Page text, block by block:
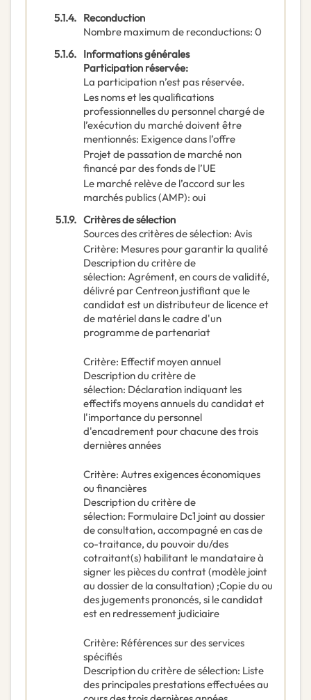
5.1.4. Reconduction
Nombre maximum de reconductions: 0
5.1.6. Informations générales
Participation réservée:
La participation n’est pas réservée.
Les noms et les qualifications
professionnelles du personnel chargé de
l’exécution du marché doivent être
mentionnés: Exigence dans l’offre
Projet de passation de marché non
financé par des fonds de l’UE
Le marché relève de l’accord sur les
marchés publics (AMP): oui
5.1.9. Critères de sélection
Sources des critères de sélection: Avis
Critère: Mesures pour garantir la qualité
Description du critère de
sélection: Agrément, en cours de validité,
délivré par Centreon justifiant que le
candidat est un distributeur de licence et
de matériel dans le cadre d'un
programme de partenariat
Critère: Effectif moyen annuel
Description du critère de
sélection: Déclaration indiquant les
effectifs moyens annuels du candidat et
l'importance du personnel
d'encadrement pour chacune des trois
dernières années
Critère: Autres exigences économiques
ou financières
Description du critère de
sélection: Formulaire Dc1 joint au dossier
de consultation, accompagné en cas de
co-traitance, du pouvoir du/des
cotraitant(s) habilitant le mandataire à
signer les pièces du contrat (modèle joint
au dossier de la consultation) ;Copie du ou
des jugements prononcés, si le candidat
est en redressement judiciaire
Critère: Références sur des services
spécifiés
Description du critère de sélection: Liste
des principales prestations effectuées au